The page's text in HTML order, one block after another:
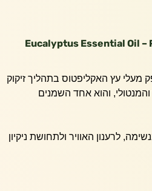
Eucalyptus Essential Oil –
מעלי עץ האקליפטוס בתהליך זיקוק
והמנטולי, והוא אחד השמנים
לרענון האוויר ולתחושת ניקיון